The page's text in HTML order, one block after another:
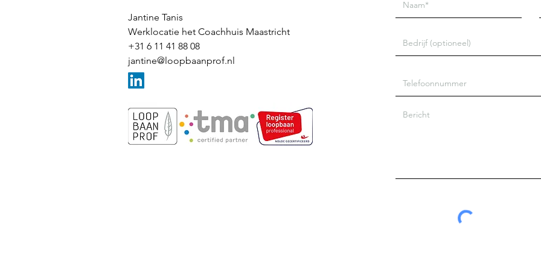
Jantine Tanis
Werklocatie het Coachhuis Maastricht
+31 6 11 41 88 08
jantine@loopbaanprof.nl